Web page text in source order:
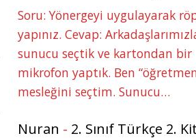
Soru: Yönergeyi uygulayarak
yapınız. Cevap:
sunucu seçtik ve kartondan bir
mikrofon yaptık. Ben
mesleğini seçtim. Sunucu…
Nuran - 2. Sınıf Türkçe 2.